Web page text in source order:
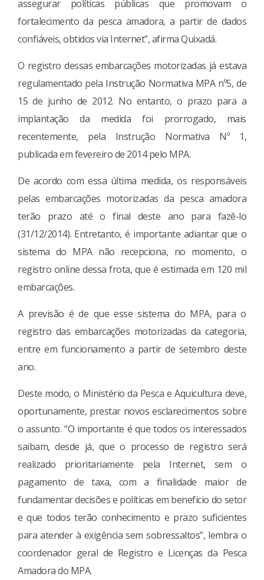
assegurar políticas públicas que promovam o
fortalecimento da pesca amadora, a partir de dados
confiáveis, obtidos via Internet”, afirma Quixadá.
O registro dessas embarcações motorizadas já estava
regulamentado pela Instrução Normativa MPA nº5, de
15 de junho de 2012. No entanto, o prazo para a
implantação da medida foi prorrogado, mais
recentemente, pela Instrução Normativa Nº 1,
publicada em fevereiro de 2014 pelo MPA.
De acordo com essa última medida, os responsáveis
pelas embarcações motorizadas da pesca amadora
terão prazo até o final deste ano para fazê-lo
(31/12/2014). Entretanto, é importante adiantar que o
sistema do MPA não recepciona, no momento, o
registro online dessa frota, que é estimada em 120 mil
embarcações.
A previsão é de que esse sistema do MPA, para o
registro das embarcações motorizadas da categoria,
entre em funcionamento a partir de setembro deste
ano.
Deste modo, o Ministério da Pesca e Aquicultura deve,
oportunamente, prestar novos esclarecimentos sobre
o assunto. “O importante é que todos os interessados
saibam, desde já, que o processo de registro será
realizado prioritariamente pela Internet, sem o
pagamento de taxa, com a finalidade maior de
fundamentar decisões e políticas em benefício do setor
e que todos terão conhecimento e prazo suficientes
para atender à exigência sem sobressaltos”, lembra o
coordenador geral de Registro e Licenças da Pesca
Amadora do MPA.